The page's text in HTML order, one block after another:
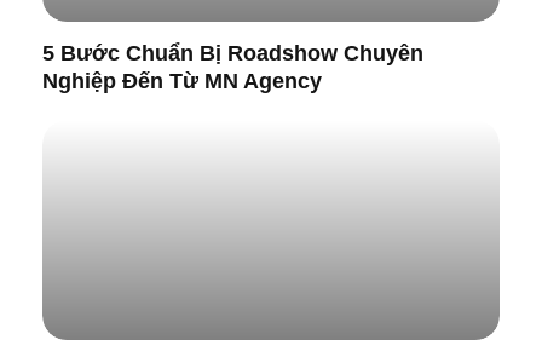
5 Bước Chuẩn Bị Roadshow Chuyên
Nghiệp Đến Từ MN Agency